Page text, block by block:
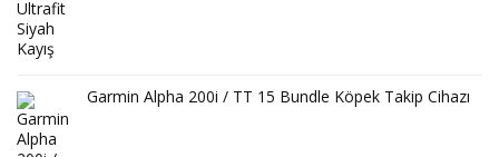
Garmin Alpha 200i / TT 15 Bundle Köpek Takip Cihazı